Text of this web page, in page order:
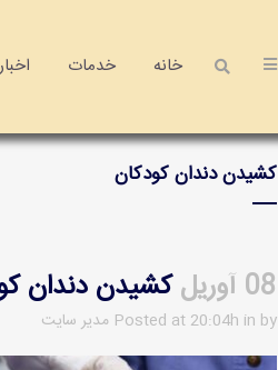
خانه خدمات
کشیدن‌ دندان کودکان
08 آوریل کشیدن‌ دندان
Posted at 20:04h in by مدیر سایت